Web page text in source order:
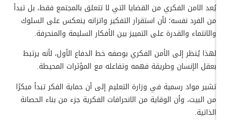
يُعد الامن الفكري من القضايا التي لا تتعلق بالمجتمع فقط، بل تبدأ
من الفرد نفسه؛ لأن استقرار التفكير واتزانه ينعكس على السلوك
والانتماء والقدرة على التمييز بين الأفكار السليمة والمنحرفة.
لهذا يُنظر إلى الأمن الفكري بوصفه خط الدفاع الأول، لأنه يرتبط
بعقل الإنسان وطريقة فهمه وتفاعله مع المؤثرات المحيطة.
تشير مواد رسمية في وزارة التعليم إلى أن حماية الفكر تبدأ مبكرًا
من البيت، وأن الوقاية من الانحرافات الفكرية جزء من بناء الحصانة
الذاتية.